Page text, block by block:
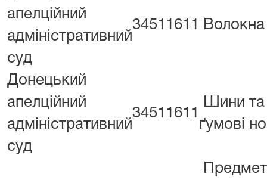
апелційний
адміністративний
суд
34511611 Волокна
Донецький
апелційний
адміністративний
суд
34511611
Шини
ґумові